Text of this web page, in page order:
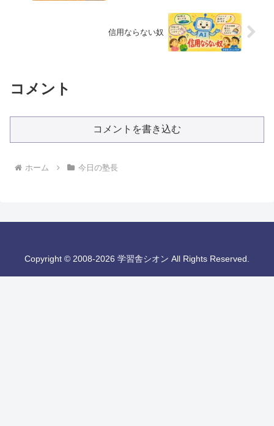
信用ならない奴
コメント
コメントを書き込む
ホーム 今日の塾長
Copyright © 2008-2026 学習舎シオン All Rights Reserved.